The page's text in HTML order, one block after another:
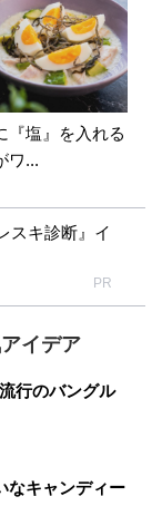
『塩』を入れる
ワ...
スキ診断』イ
PR
イデア
行のバングル
なキャンディー